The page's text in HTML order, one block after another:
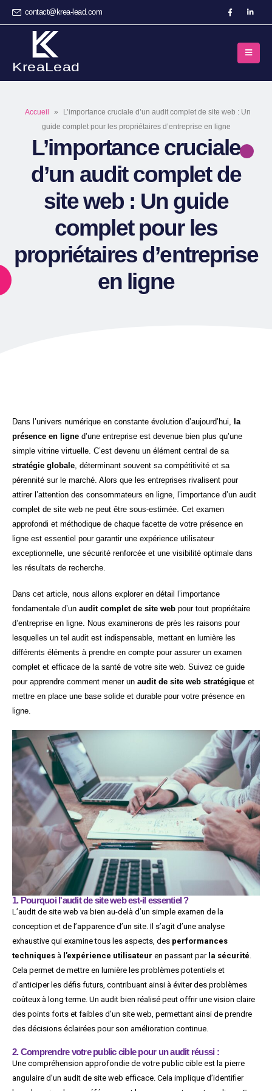
contact@krea-lead.com
Accueil »
L’importance cruciale d’un audit complet de site web : Un
guide complet pour les propriétaires d’entreprise en ligne
L’importance cruciale
d’un audit complet de
site web : Un guide
complet pour les
propriétaires d’entreprise
en ligne
Dans l’univers numérique en constante évolution d’aujourd’hui, la
présence en ligne d’une entreprise est devenue bien plus qu’une
simple vitrine virtuelle. C’est devenu un élément central de sa
stratégie globale, déterminant souvent sa compétitivité et sa
pérennité sur le marché. Alors que les entreprises rivalisent pour
attirer l’attention des consommateurs en ligne, l’importance d’un audit
complet de site web ne peut être sous-estimée. Cet examen
approfondi et méthodique de chaque facette de votre présence en
ligne est essentiel pour garantir une expérience utilisateur
exceptionnelle, une sécurité renforcée et une visibilité optimale dans
les résultats de recherche.
Dans cet article, nous allons explorer en détail l’importance
fondamentale d’un audit complet de site web pour tout propriétaire
d’entreprise en ligne. Nous examinerons de près les raisons pour
lesquelles un tel audit est indispensable, mettant en lumière les
différents éléments à prendre en compte pour assurer un examen
complet et efficace de la santé de votre site web. Suivez ce guide
pour apprendre comment mener un audit de site web stratégique et
mettre en place une base solide et durable pour votre présence en
ligne.
1. Pourquoi l'audit de site web est-il essentiel ?
L’audit de site web va bien au-delà d’un simple examen de la
conception et de l’apparence d’un site. Il s’agit d’une analyse
exhaustive qui examine tous les aspects, des performances
techniques à l’expérience utilisateur en passant par la sécurité
Cela permet de mettre en lumière les problèmes potentiels et
d’anticiper les défis futurs, contribuant ainsi à éviter des problèmes
coûteux à long terme. Un audit bien réalisé peut offrir une vision claire
des points forts et faibles d’un site web, permettant ainsi de prendre
des décisions éclairées pour son amélioration continue.
2. Comprendre votre public cible pour un audit réussi :
Une compréhension approfondie de votre public cible est la pierre
angulaire d’un audit de site web efficace. Cela implique d’identifier